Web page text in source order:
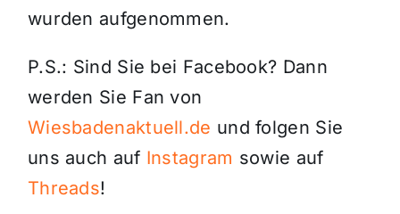
wurden aufgenommen.
P.S.: Sind Sie bei Facebook? Dann
werden Sie Fan von
Wiesbadenaktuell.de und folgen Sie
uns auch auf Instagram sowie auf
Threads!